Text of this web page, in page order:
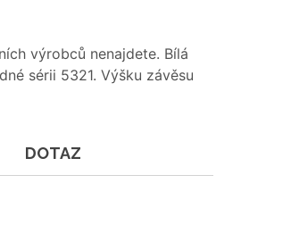
výrobců nenajdete. Bílá
sérii 5321. Výšku závěsu
DOTAZ